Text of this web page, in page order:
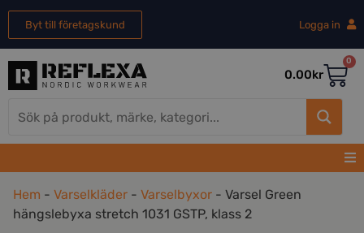
Byt till företagskund Logga in
0.00kr
0
Hem - Varselkläder - Varselbyxor - Varsel Green
hängslebyxa stretch 1031 GSTP, klass 2